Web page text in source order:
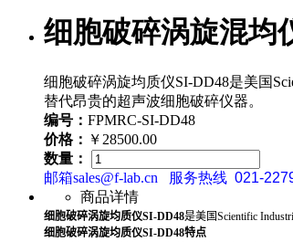
细胞破碎涡旋混均
细胞破碎涡旋均质仪SI-DD48是美国
替代昂贵的超声波细胞破碎仪器。
编号： FPMRC-SI-DD48
价格： ￥28500.00
数量：
邮箱sales@f-lab.cn
服务热线 021-
商品详情
细胞破碎涡旋均质仪SI-DD48是美国Scientific
细胞破碎涡旋均质仪SI-DD48特点